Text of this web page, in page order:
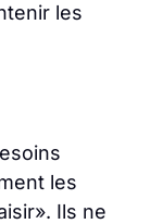
les
les
Ils ne